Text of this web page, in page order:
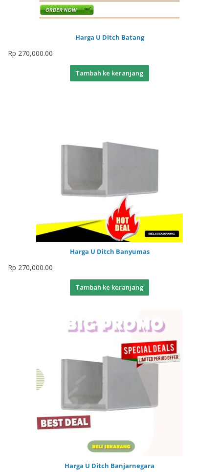
Harga U Ditch Batang
Rp 270,000.00
Tambah ke keranjang
Harga U Ditch Banyumas
Rp 270,000.00
Tambah ke keranjang
Harga U Ditch Banjarnegara